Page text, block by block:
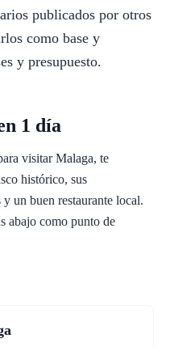
publicados por otros
como base y
y presupuesto.
1 día
visitar Malaga, te
histórico, sus
un buen restaurante local.
abajo como punto de